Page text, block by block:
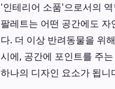
'인테리어 소품'으로서의
팔레트는 어떤 공간에도
다. 더 이상 반려동물을 위
시에, 공간에 포인트를 주
하나의 디자인 요소가 됩니